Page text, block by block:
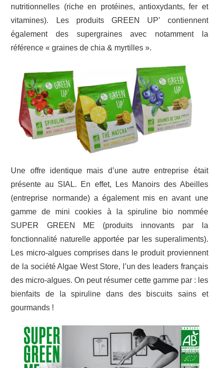
nutritionnelles (riche en protéines, antioxydants, fer et
vitamines). Les produits GREEN UP’ contiennent
également des supergraines avec notamment la
référence « graines de chia & myrtilles ».
Une offre identique mais d’une autre entreprise était
présente au SIAL. En effet, Les Manoirs des Abeilles
(entreprise normande) a également mis en avant une
gamme de mini cookies à la spiruline bio nommée
SUPER GREEN ME (produits innovants par la
fonctionnalité naturelle apportée par les superaliments).
Les micro-algues comprises dans le produit proviennent
de la société Algae West Store, l’un des leaders français
des micro-algues. On peut résumer cette gamme par : les
bienfaits de la spiruline dans des biscuits sains et
gourmands !